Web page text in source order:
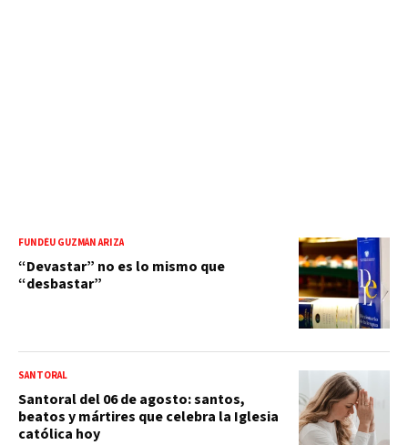
FUNDÉU GUZMÁN ARIZA
“Devastar” no es lo mismo que
“desbastar”
SANTORAL
Santoral del 06 de agosto: santos,
beatos y mártires que celebra la Iglesia
católica hoy